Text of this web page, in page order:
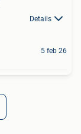
Details
5 feb 26